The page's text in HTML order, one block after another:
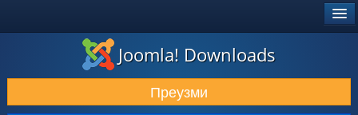
ПРЕУЗИМАЊЕ И ПРОШИРЕЊА (ЕКСТЕНЗИЈЕ)
ОТКРИЈТЕ И НАУЧИТЕ
Joomla! Downloads
Преузми